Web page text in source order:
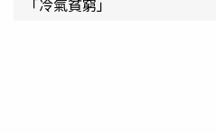
「冷氣貧窮」